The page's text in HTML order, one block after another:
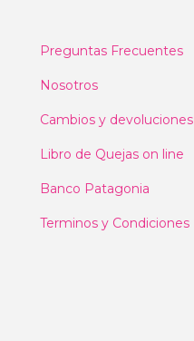
Preguntas Frecuentes
Nosotros
Cambios y devoluciones
Libro de Quejas on line
Banco Patagonia
Terminos y Condiciones